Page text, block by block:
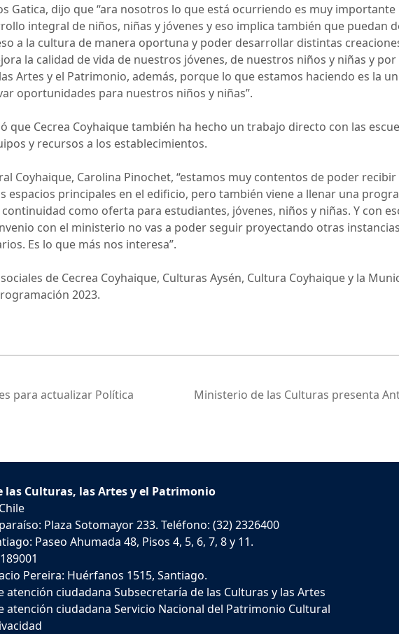
Gatica, dijo que “ara nosotros lo que está ocurriendo es muy
integral de niños, niñas y jóvenes y eso implica también que puedan
a la cultura de manera oportuna y poder desarrollar distintas
la calidad de vida de nuestros jóvenes, de nuestros niños y niñas y
Artes y el Patrimonio, además, porque lo que estamos haciendo es la
oportunidades para nuestros niños y niñas”.
que Cecrea Coyhaique también ha hecho un trabajo directo con las
y recursos a los establecimientos.
Coyhaique, Carolina Pinochet, “estamos muy contentos de poder
espacios principales en el edificio, pero también viene a llenar una
como oferta para estudiantes, jóvenes, niños y niñas. Y con
con el ministerio no vas a poder seguir proyectando otras
Es lo que más nos interesa”.
de Cecrea Coyhaique, Culturas Aysén, Cultura Coyhaique y la
2023.
para actualizar Política
Ministerio de las Culturas presenta
las Culturas, las Artes y el Patrimonio
Plaza Sotomayor 233. Teléfono: (32) 2326400
Paseo Ahumada 48, Pisos 4, 5, 6, 7, 8 y 11.
Pereira: Huérfanos 1515, Santiago.
atención ciudadana Subsecretaría de las Culturas y las Artes
atención ciudadana Servicio Nacional del Patrimonio Cultural